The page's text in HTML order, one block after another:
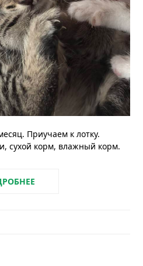
Приучаем к лотку.
сухой корм, влажный корм.